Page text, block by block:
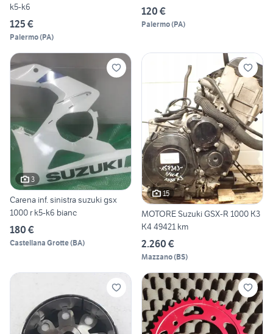
k5-k6
125 €
Palermo(PA)
120 €
Palermo(PA)
3
Carena inf. sinistra suzuki gsx
1000 r k5-k6 bianc
180 €
Castellana Grotte(BA)
15
MOTORE Suzuki GSX-R 1000 K3
K4 49421 km
2.260 €
Mazzano(BS)